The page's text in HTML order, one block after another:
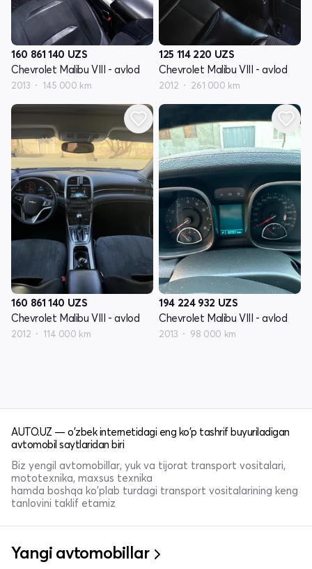
160 861 140 UZS
Chevrolet Malibu VIII - avlod
2013 145 000 km
125 114 220 UZS
Chevrolet Malibu VIII - avlod
2012 261 000 km
160 861 140 UZS
Chevrolet Malibu VIII - avlod
2012 114 000 km
194 224 932 UZS
Chevrolet Malibu VIII - avlod
2013 98 000 km
AUTO.UZ — o'zbek internetidagi eng ko'p tashrif buyuriladigan
avtomobil saytlaridan biri
Biz yengil avtomobillar, yuk va tijorat transport vositalari,
mototexnika, maxsus texnika
hamda boshqa ko'plab turdagi transport vositalarining keng
tanlovini taklif etamiz
Yangi avtomobillar